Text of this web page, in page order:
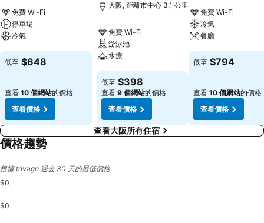
免費 Wi-Fi
停車場
冷氣
查看價格
低至 $648
查看 10 個網站的價格
查看價格
大阪, 距離市中心 3.1 公里
免費 Wi-Fi
游泳池
水療
查看價格
低至 $398
查看 9 個網站的價格
查看價格
免費 Wi-Fi
冷氣
餐廳
查看價格
低至 $794
查看 10 個網站的價格
查看價格
查看大阪所有住宿
價格趨勢
根據 trivago 過去 30 天的最低價格
$0
$0